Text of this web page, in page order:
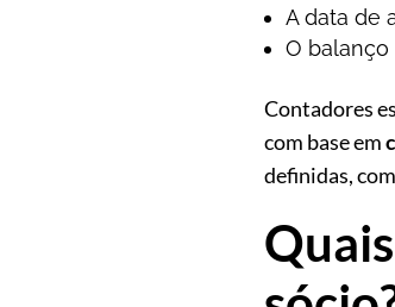
A data de
O balanço
Contadores
com base em
definidas,